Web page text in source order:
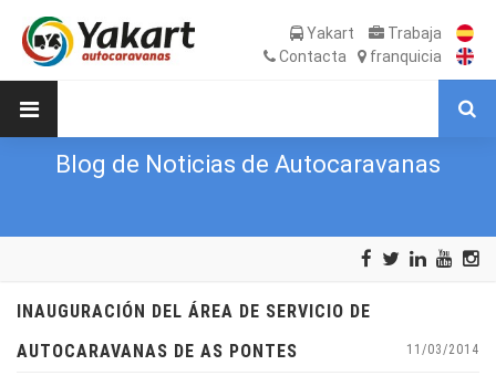
Yakart
Trabaja
Contacta
franquicia
Blog de Noticias de Autocaravanas
INAUGURACIÓN DEL ÁREA DE SERVICIO DE
AUTOCARAVANAS DE AS PONTES
11/03/2014